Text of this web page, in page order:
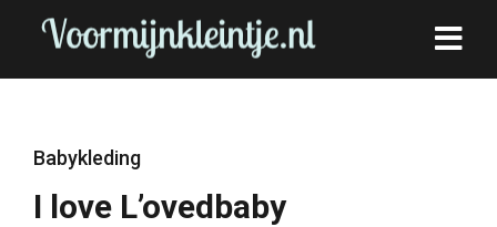
Babykleding
I love L’ovedbaby